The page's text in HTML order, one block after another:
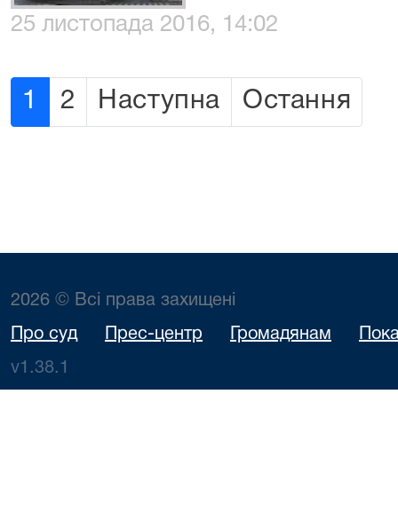
25 листопада 2016, 14:02
1 2 Наступна Остання
2026 © Всі права захищені
Про суд Прес-центр Громадянам
v1.38.1